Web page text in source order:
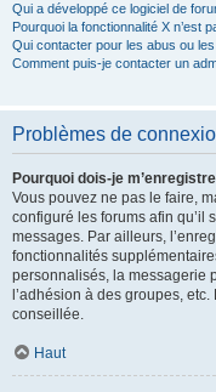
Qui a développé ce logiciel de
Pourquoi la fonctionnalité X n’est
Qui contacter pour les abus ou
Comment puis-je contacter un
Problèmes de
Pourquoi dois-je
Vous pouvez ne pas le faire,
configuré les forums afin qu’il
messages. Par ailleurs,
fonctionnalités
personnalisés, la messagerie
l’adhésion à des groupes,
conseillée.
Haut